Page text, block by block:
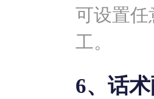
可设置任
工。
6、话